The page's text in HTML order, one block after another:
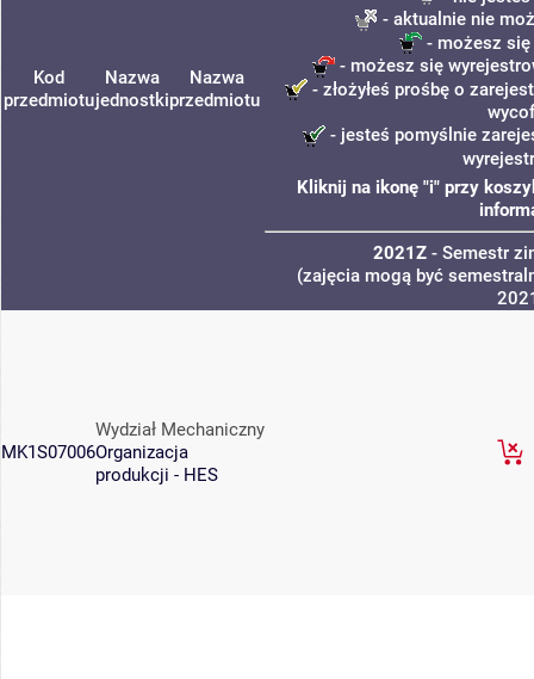
Kod
przedmiotu
Nazwa
jednostki
Nazwa
przedmiotu
- aktualnie nie
- możesz się
- możesz się
- złożyłeś prośbę o
- jesteś pomyślnie
Kliknij na ikonę "i" przy
2021Z - Semestr
(zajęcia mogą być
MK1S07006
Wydział Mechaniczny
Organizacja
produkcji - HES